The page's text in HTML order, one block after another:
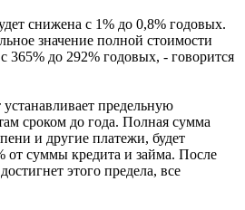
снижена с 1% до 0,8% годовых.
значение полной стоимости
365% до 292% годовых, - говорится
предельную
сроком до года. Полная сумма
и другие платежи, будет
от суммы кредита и займа. После
этого предела, все